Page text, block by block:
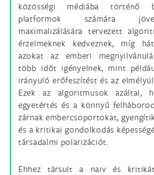
közösségi médiába
platformok számára
maximalizálására tervezett
érzelmeknek kedveznek, míg
azokat az emberi
több időt igényelnek, mint
irányuló erőfeszítést és az
Ezek az algoritmusok azáltal,
egyetértés és a könnyű
zárnak embercsoportokat,
és a kritikai gondolkodás
társadalmi polarizációt.
Ehhez társult a naiv és